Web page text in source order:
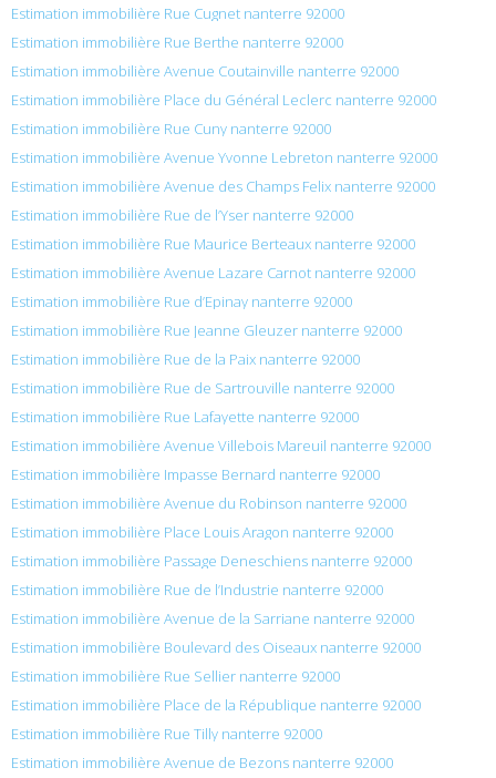
Estimation immobilière Rue Cugnet nanterre 92000
Estimation immobilière Rue Berthe nanterre 92000
Estimation immobilière Avenue Coutainville nanterre 92000
Estimation immobilière Place du Général Leclerc nanterre 92000
Estimation immobilière Rue Cuny nanterre 92000
Estimation immobilière Avenue Yvonne Lebreton nanterre 92000
Estimation immobilière Avenue des Champs Felix nanterre 92000
Estimation immobilière Rue de l’Yser nanterre 92000
Estimation immobilière Rue Maurice Berteaux nanterre 92000
Estimation immobilière Avenue Lazare Carnot nanterre 92000
Estimation immobilière Rue d’Epinay nanterre 92000
Estimation immobilière Rue Jeanne Gleuzer nanterre 92000
Estimation immobilière Rue de la Paix nanterre 92000
Estimation immobilière Rue de Sartrouville nanterre 92000
Estimation immobilière Rue Lafayette nanterre 92000
Estimation immobilière Avenue Villebois Mareuil nanterre 92000
Estimation immobilière Impasse Bernard nanterre 92000
Estimation immobilière Avenue du Robinson nanterre 92000
Estimation immobilière Place Louis Aragon nanterre 92000
Estimation immobilière Passage Deneschiens nanterre 92000
Estimation immobilière Rue de l’Industrie nanterre 92000
Estimation immobilière Avenue de la Sarriane nanterre 92000
Estimation immobilière Boulevard des Oiseaux nanterre 92000
Estimation immobilière Rue Sellier nanterre 92000
Estimation immobilière Place de la République nanterre 92000
Estimation immobilière Rue Tilly nanterre 92000
Estimation immobilière Avenue de Bezons nanterre 92000